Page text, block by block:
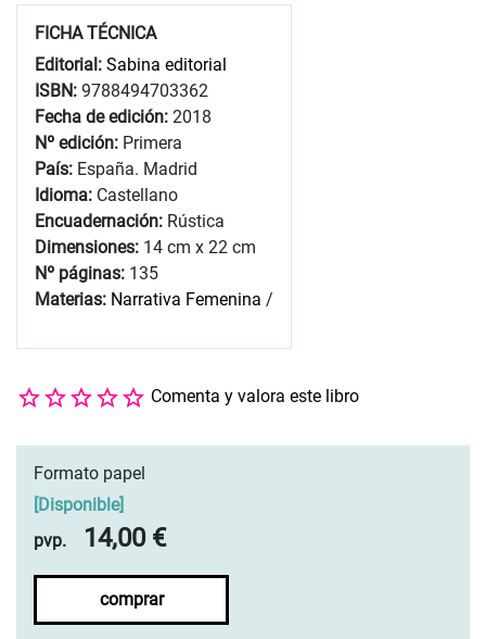
FICHA TÉCNICA
Editorial: Sabina editorial
ISBN: 9788494703362
Fecha de edición: 2018
Nº edición: Primera
País: España. Madrid
Idioma: Castellano
Encuadernación: Rústica
Dimensiones: 14 cm x 22 cm
Nº páginas: 135
Materias: Narrativa Femenina /
Comenta y valora este libro
Formato papel
[Disponible]
pvp.
14,00 €
comprar